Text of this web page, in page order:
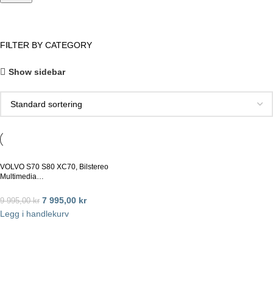
FILTER BY CATEGORY
Show sidebar
VOLVO S70 S80 XC70, Bilstereo
Multimedia…
9 995,00kr 7 995,00 kr
Legg i handlekurv